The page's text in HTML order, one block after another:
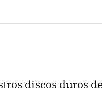
discos duros